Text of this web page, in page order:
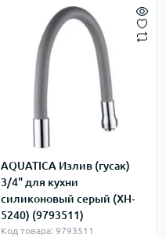
AQUATICA Излив (гусак)
3/4" для кухни
силиконовый серый (XH-
5240) (9793511)
Код товара: 9793511